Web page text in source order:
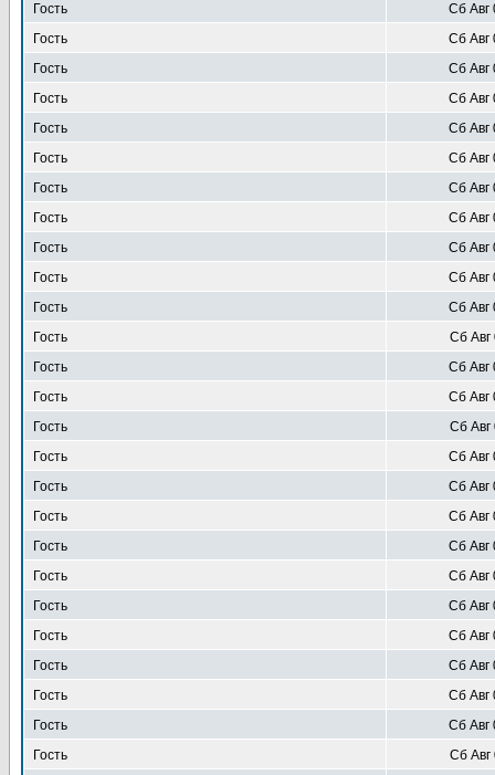
Гость
Сб Авг
Гость
Сб Авг
Гость
Сб Авг
Гость
Сб Авг
Гость
Сб Авг
Гость
Сб Авг
Гость
Сб Авг
Гость
Сб Авг
Гость
Сб Авг
Гость
Сб Авг
Гость
Сб Авг
Гость
Сб Авг
Гость
Сб Авг
Гость
Сб Авг
Гость
Сб Авг
Гость
Сб Авг
Гость
Сб Авг
Гость
Сб Авг
Гость
Сб Авг
Гость
Сб Авг
Гость
Сб Авг
Гость
Сб Авг
Гость
Сб Авг
Гость
Сб Авг
Гость
Сб Авг
Гость
Сб Авг